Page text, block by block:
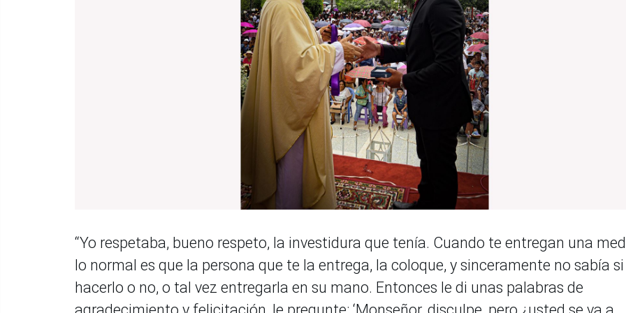
“Yo respetaba, bueno respeto, la investidura que tenía. Cuando te entregan una
lo normal es que la persona que te la entrega, la coloque, y sinceramente no sabía si
hacerlo o no, o tal vez entregarla en su mano. Entonces le di unas palabras de